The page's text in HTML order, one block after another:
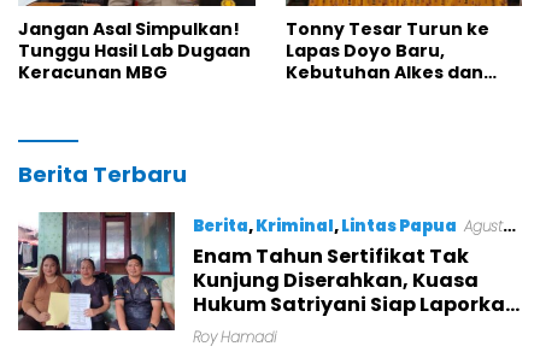
Jangan Asal Simpulkan!
Tunggu Hasil Lab Dugaan
Keracunan MBG
Tonny Tesar Turun ke
Lapas Doyo Baru,
Kebutuhan Alkes dan
Jurnal
Foja
Berita Terbaru
Berita,Kriminal,Lintas Papua Agustus
8, 2026
Enam Tahun Sertifikat Tak
Kunjung Diserahkan, Kuasa
Hukum Satriyani Siap Laporkan
Dugaan Mafia Tanah ke Polda
Roy Hamadi